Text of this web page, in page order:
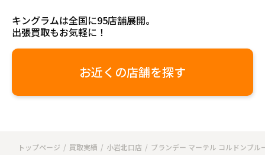
キングラムは全国に95店舗展開。
出張買取もお気軽に！
お近くの店舗を探す
トップページ 買取実績 小岩北口店 ブランデー マーテル コルドンブル